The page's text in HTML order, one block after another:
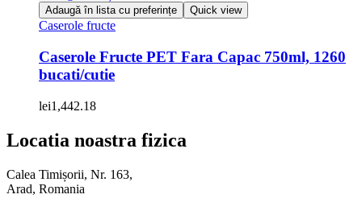
Adaugă în lista cu preferințe Quick view
Caserole fructe
Caserole Fructe PET Fara Capac 750ml, 1260
bucati/cutie
lei1,442.18
Locatia noastra fizica
Calea Timișorii, Nr. 163,
Arad, Romania